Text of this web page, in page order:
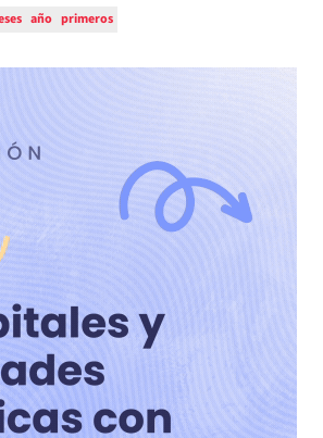
año primeros